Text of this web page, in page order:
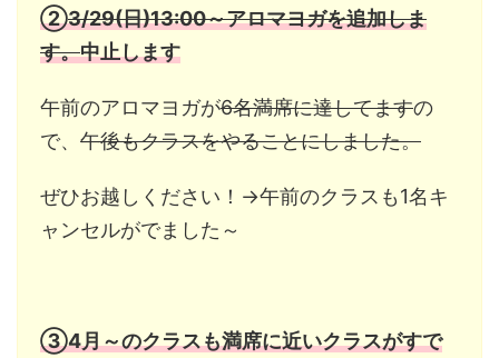
②3/29(日)13:00～アロマヨガを追加しま
す。中止します
午前のアロマヨガが6名満席に達してますの
で、 午後もクラスをやることにしました。
ぜひお越しください！→午前のクラスも1名キ
ャンセルがでました～
③4月～のクラスも満席に近いクラスがすで